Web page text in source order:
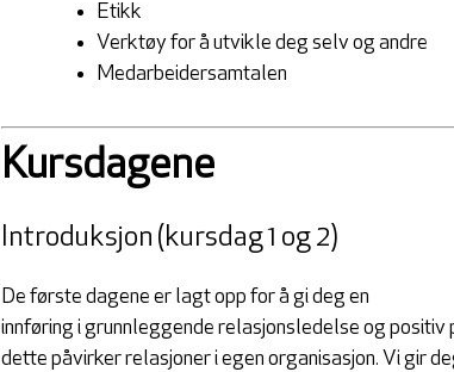
Etikk
Verktøy for å utvikle deg selv og andre
Medarbeidersamtalen
Kursdagene
Introduksjon (kursdag 1 og 2)
De første dagene er lagt opp for å gi deg en
innføring i grunnleggende relasjonsledelse og positiv
dette påvirker relasjoner i egen organisasjon. Vi gir